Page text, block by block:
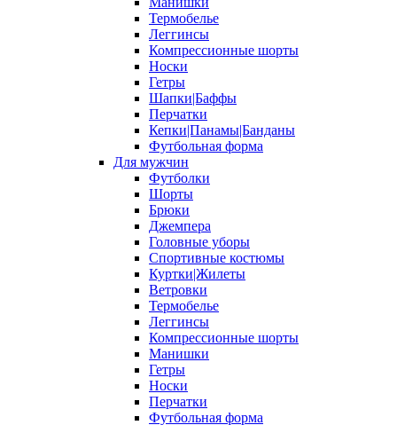
Термобелье
Леггинсы
Компрессионные шорты
Носки
Гетры
Шапки|Баффы
Перчатки
Кепки|Панамы|Банданы
Футбольная форма
Для мужчин
Футболки
Шорты
Брюки
Джемпера
Головные уборы
Спортивные костюмы
Куртки|Жилеты
Ветровки
Термобелье
Леггинсы
Компрессионные шорты
Манишки
Гетры
Носки
Перчатки
Футбольная форма